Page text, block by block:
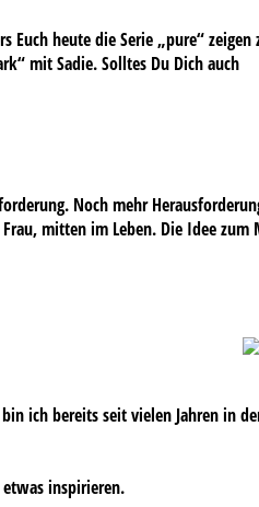
Euch heute die Serie „pure“
mit Sadie. Solltes Du Dich auch
Noch mehr
mitten im Leben. Die Idee
ich bereits seit vielen Jahren
inspirieren.